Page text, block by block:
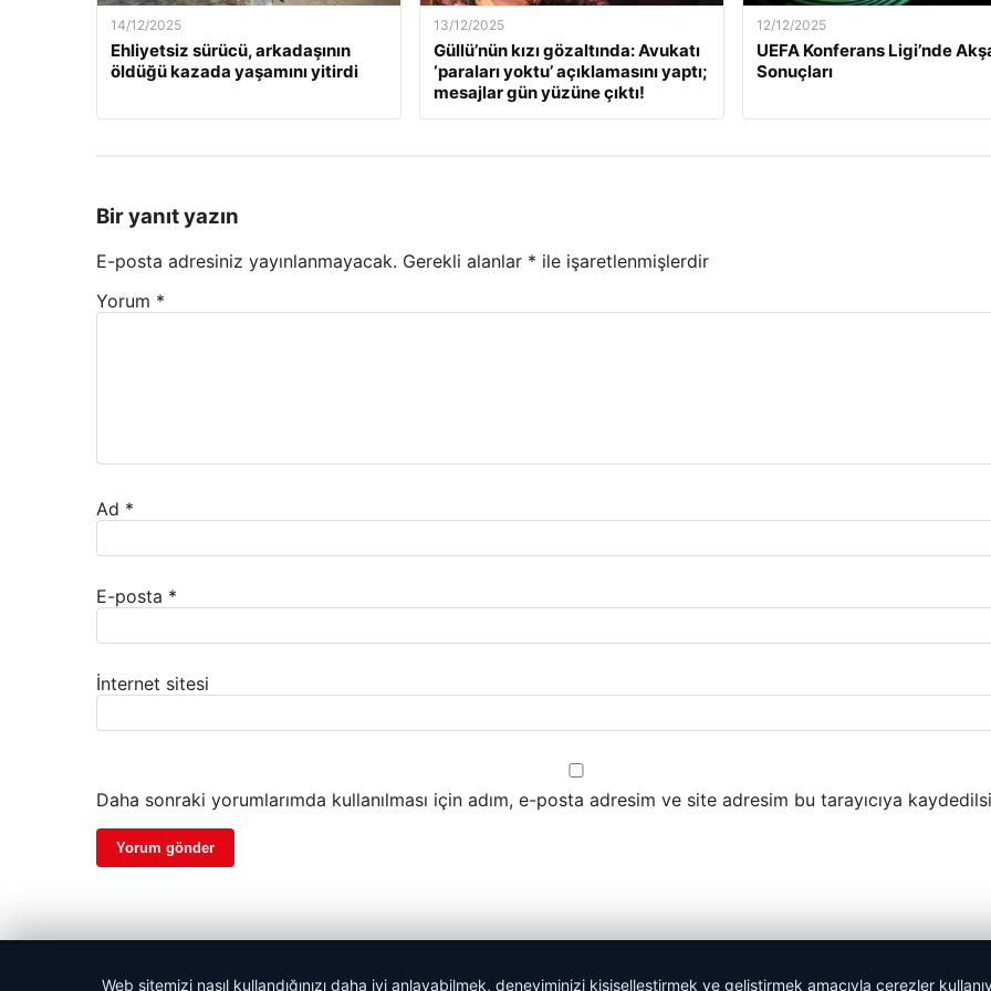
14/12/2025
Ehliyetsiz sürücü, arkadaşının
öldüğü kazada yaşamını yitirdi
13/12/2025
Güllü’nün kızı gözaltında: Avukatı
‘paraları yoktu’ açıklamasını yaptı;
mesajlar gün yüzüne çıktı!
12/12/2025
UEFA Konferans Ligi’nde
Sonuçları
Bir yanıt yazın
E-posta adresiniz yayınlanmayacak. Gerekli alanlar * ile işaretlenmişlerdir
Yorum *
Ad *
E-posta *
İnternet sitesi
Daha sonraki yorumlarımda kullanılması için adım, e-posta adresim ve site adresim bu tarayıcıya
Web sitemizi nasıl kullandığınızı daha iyi anlayabilmek, deneyiminizi kişiselleştirmek ve geliştirmek amacıyla çerezler